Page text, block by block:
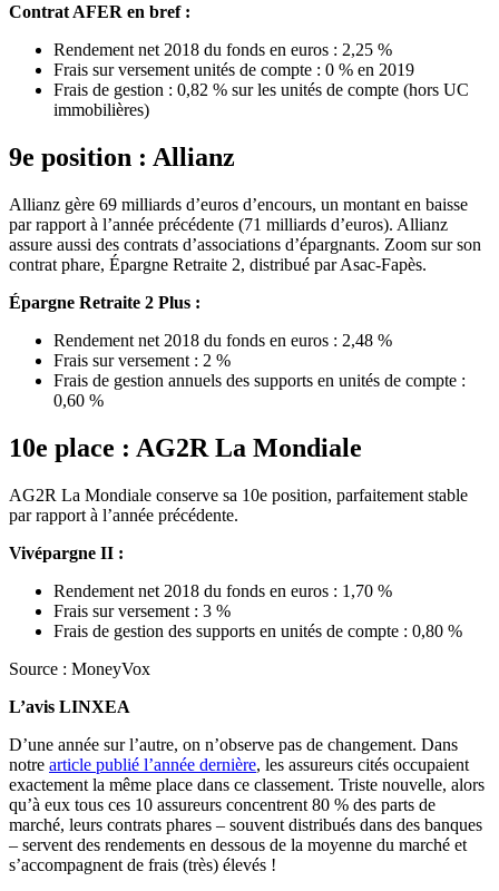
Contrat AFER en bref :
Rendement net 2018 du fonds en euros : 2,25 %
Frais sur versement unités de compte : 0 % en 2019
Frais de gestion : 0,82 % sur les unités de compte (hors UC
immobilières)
9e position : Allianz
Allianz gère 69 milliards d’euros d’encours, un montant en baisse
par rapport à l’année précédente (71 milliards d’euros). Allianz
assure aussi des contrats d’associations d’épargnants. Zoom sur son
contrat phare, Épargne Retraite 2, distribué par Asac-Fapès.
Épargne Retraite 2 Plus :
Rendement net 2018 du fonds en euros : 2,48 %
Frais sur versement : 2 %
Frais de gestion annuels des supports en unités de compte :
0,60 %
10e place : AG2R La Mondiale
AG2R La Mondiale conserve sa 10e position, parfaitement stable
par rapport à l’année précédente.
Vivépargne II :
Rendement net 2018 du fonds en euros : 1,70 %
Frais sur versement : 3 %
Frais de gestion des supports en unités de compte : 0,80 %
Source : MoneyVox
L’avis LINXEA
D’une année sur l’autre, on n’observe pas de changement. Dans
notre article publié l’année dernière, les assureurs cités occupaient
exactement la même place dans ce classement. Triste nouvelle, alors
qu’à eux tous ces 10 assureurs concentrent 80 % des parts de
marché, leurs contrats phares – souvent distribués dans des banques
– servent des rendements en dessous de la moyenne du marché et
s’accompagnent de frais (très) élevés !